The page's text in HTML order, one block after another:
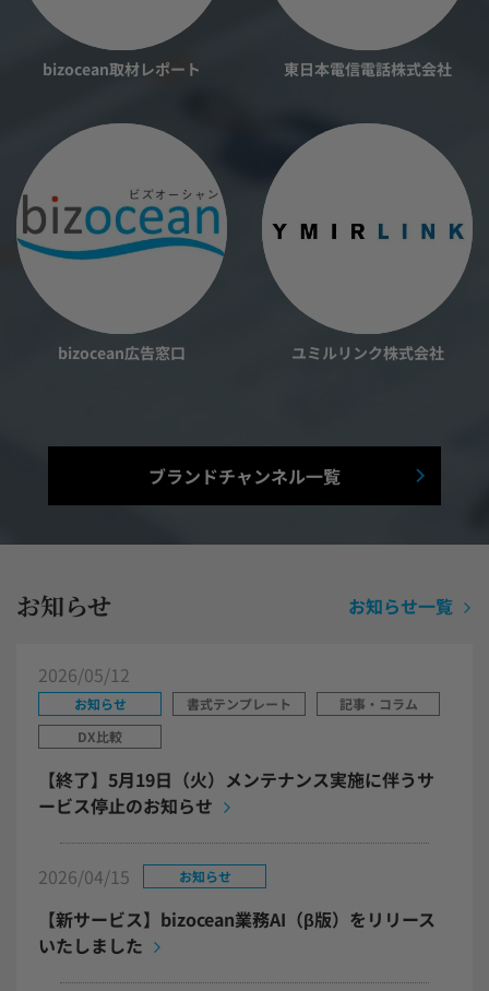
bizocean取材レポート 東日本電信電話株式会社
bizocean広告窓口 ユミルリンク株式会社
ブランドチャンネル一覧
お知らせ お知らせ一覧
2026/05/12
お知らせ 書式テンプレート
記事・コラム
DX比較
【終了】5月19日（火）メンテナンス実施に伴うサ
ービス停止のお知らせ
2026/04/15 お知らせ
【新サービス】bizocean業務AI（β版）をリリース
いたしました